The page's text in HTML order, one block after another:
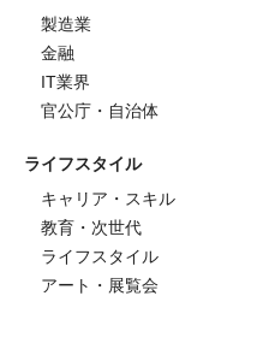
製造業
金融
IT業界
官公庁・自治体
ライフスタイル
キャリア・スキル
教育・次世代
ライフスタイル
アート・展覧会